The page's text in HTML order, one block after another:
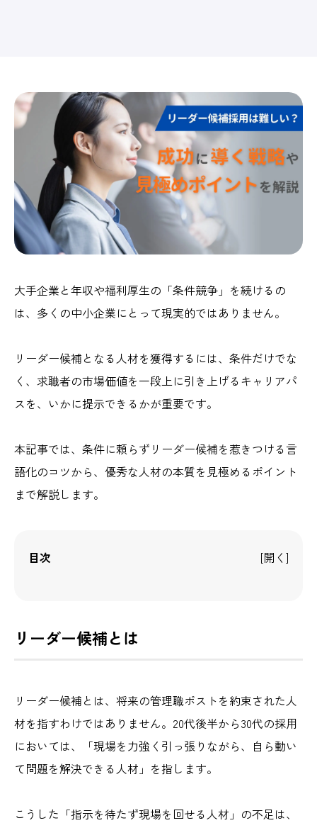
大手企業と年収や福利厚生の「条件競争」を続けるの
は、多くの中小企業にとって現実的ではありません。
リーダー候補となる人材を獲得するには、条件だけでな
く、求職者の市場価値を一段上に引き上げるキャリアパ
スを、いかに提示できるかが重要です。
本記事では、条件に頼らずリーダー候補を惹きつける言
語化のコツから、優秀な人材の本質を見極めるポイント
まで解説します。
目次
リーダー候補とは
リーダー候補とは、将来の管理職ポストを約束された人
材を指すわけではありません。20代後半から30代の採用
においては、「現場を力強く引っ張りながら、自ら動い
て問題を解決できる人材」を指します。
こうした「指示を待たず現場を回せる人材」の不足は、